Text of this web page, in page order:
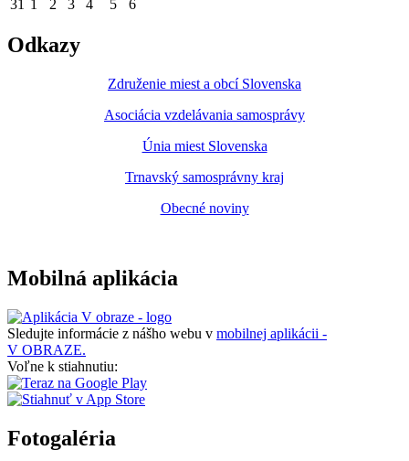
31 1 2 3 4 5 6
Odkazy
Združenie miest a obcí Slovenska
Asociácia vzdelávania samosprávy
Únia miest Slovenska
Trnavský samosprávny kraj
Obecné noviny
Mobilná aplikácia
Sledujte informácie z nášho webu v mobilnej aplikácii -
V OBRAZE.
Voľne k stiahnutiu:
Fotogaléria